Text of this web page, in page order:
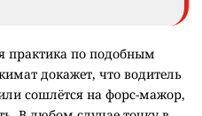
практика по подобным
докажет, что водитель
сошлётся на форс-мажор,